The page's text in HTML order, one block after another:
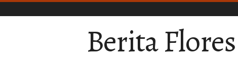
Berita Flores